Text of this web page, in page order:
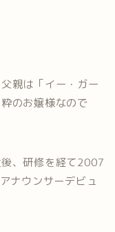
親は「イー・ガー
のお嬢様なので
、研修を経て2007
ナウンサーデビュ